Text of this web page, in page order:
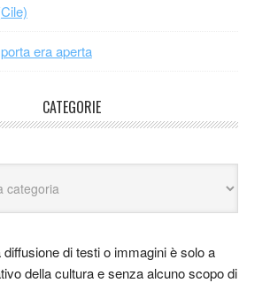
era aperta
CATEGORIE
di testi o immagini è solo a
della cultura e senza alcuno scopo di